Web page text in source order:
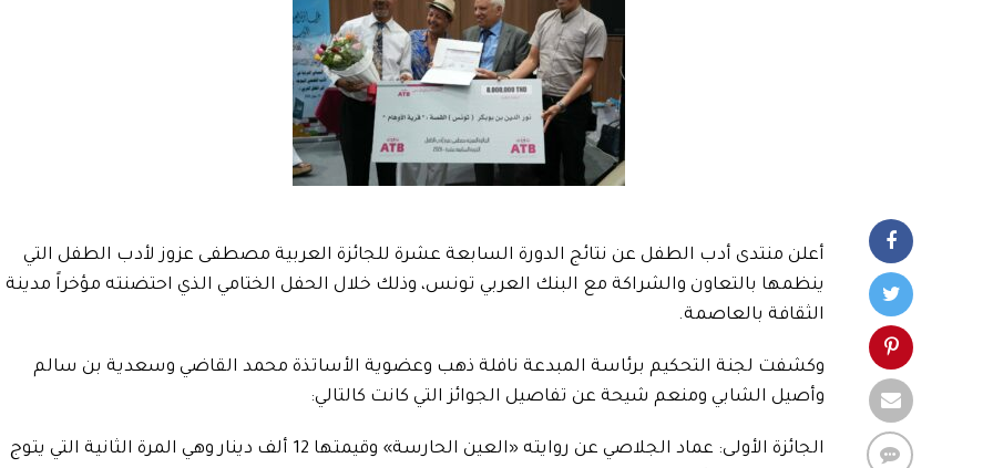
أعلن منتدى أدب الطفل عن نتائج الدورة السابعة عشرة للجائزة العربية مصطفى عزوز لأدب الطفل التي
ينظمها بالتعاون والشراكة مع البنك العربي تونس، وذلك خلال الحفل الختامي الذي احتضنته مؤخراً مدينة
الثقافة بالعاصمة.
وكشفت لجنة التحكيم برئاسة المبدعة نافلة ذهب وعضوية الأساتذة محمد القاضي وسعدية بن سالم
وأصيل الشابي ومنعم شيحة عن تفاصيل الجوائز التي كانت كالتالي:
الجائزة الأولى: عماد الجلاصي عن روايته «العين الحارسة» وقيمتها 12 ألف دينار وهي المرة الثانية التي يتوج